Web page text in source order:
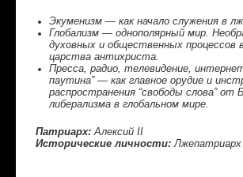
Экуменизм — как начало служения в
Глобализм — однополярный мир.
духовных и общественных процессов
царства антихриста.
Пресса, радио, телевидение,
паутина” — как главное орудие и
распространения “свободы слова” от
либерализма в глобальном мире.
Патриарх:Алексий II
Исторические личности: